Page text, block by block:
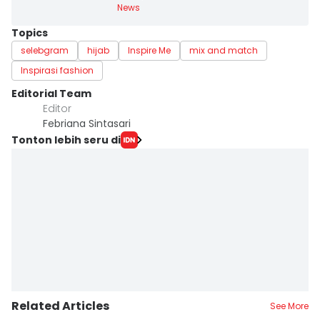
News
Topics
selebgram hijab Inspire Me
mix and match
Inspirasi fashion
Editorial Team
Editor
Febriana Sintasari
Tonton lebih seru di
Related Articles See More